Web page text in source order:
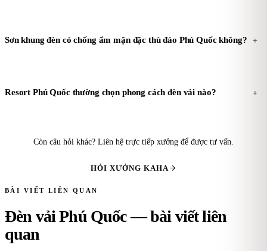
Sơn khung đèn có chống ẩm mặn đặc thù đảo Phú Quốc không? +
Resort Phú Quốc thường chọn phong cách đèn vải nào? +
Còn câu hỏi khác? Liên hệ trực tiếp xưởng để được tư vấn.
HỎI XƯỞNG KAHA
BÀI VIẾT LIÊN QUAN
Đèn vải Phú Quốc — bài viết liên
quan